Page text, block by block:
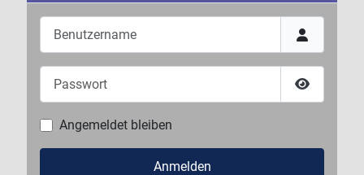
Passwort
Angemeldet bleiben
Anmelden